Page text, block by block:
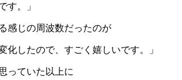
す。」
感じの周波数だったのが
化したので、すごく嬉しいです。」
っていた以上に